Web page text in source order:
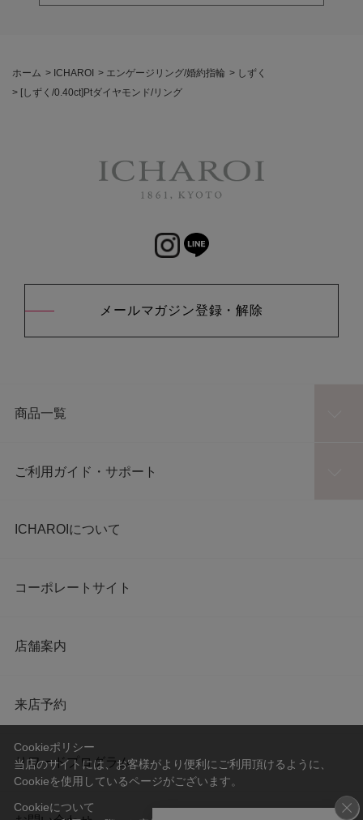
ホーム > ICHAROI > エンゲージリング/婚約指輪 > しずく
> [しずく/0.40ct]Ptダイヤモンド/リング
メールマガジン登録・解除
商品一覧
ご利用ガイド・サポート
ICHAROIについて
コーポレートサイト
店舗案内
来店予約
リワードプログラム
Cookieポリシー
当店のサイトには、お客様がより便利にご利用頂けるように、
Cookieを使用しているページがございます。
Cookieについて